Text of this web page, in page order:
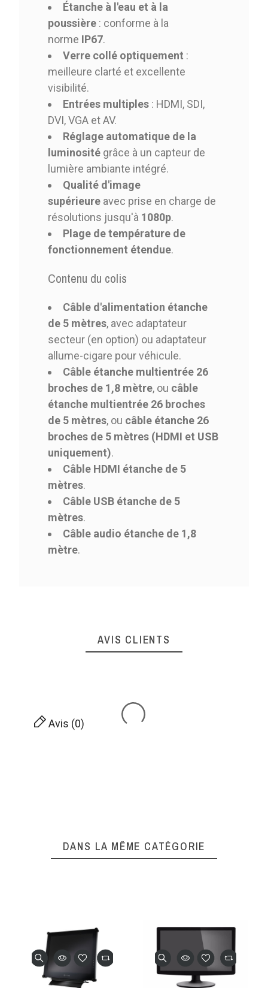
Étanche à l'eau et à la
poussière : conforme à la
norme IP67.
Verre collé optiquement :
meilleure clarté et excellente
visibilité.
Entrées multiples : HDMI, SDI,
DVI, VGA et AV.
Réglage automatique de la
luminosité grâce à un capteur de
lumière ambiante intégré.
Qualité d'image
supérieure avec prise en charge de
résolutions jusqu'à 1080p.
Plage de température de
fonctionnement étendue.
Contenu du colis
Câble d'alimentation étanche
de 5 mètres, avec adaptateur
secteur (en option) ou adaptateur
allume-cigare pour véhicule.
Câble étanche multientrée 26
broches de 1,8 mètre, ou câble
étanche multientrée 26 broches
de 5 mètres, ou câble étanche 26
broches de 5 mètres (HDMI et USB
uniquement).
Câble HDMI étanche de 5
mètres.
Câble USB étanche de 5
mètres.
Câble audio étanche de 1,8
mètre.
AVIS CLIENTS
Avis (0)
DANS LA MÊME CATÉGORIE